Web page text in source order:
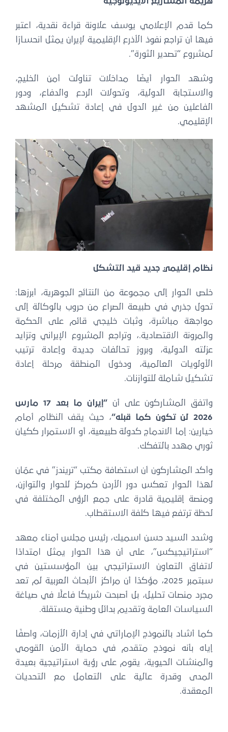
كما قدم الإعلامي يوسف علاونة قراءة نقدية، اعتبر
فيها أن تراجع نفوذ الأذرع الإقليمية لإيران يمثل انحسارًا
لمشروع “تصدير الثورة”.
وشهد الحوار أيضًا مداخلات تناولت أمن الخليج،
والاستجابة الدولية، وتحولات الردع والدفاع، ودور
الفاعلين من غير الدول في إعادة تشكيل المشهد
الإقليمي.
نظام إقليمي جديد قيد التشكل
خلص الحوار إلى مجموعة من النتائج الجوهرية، أبرزها:
تحول جذري في طبيعة الصراع من حروب بالوكالة إلى
مواجهة مباشرة، وثبات خليجي قائم على الحكمة
والمرونة الاقتصادية.، وتراجع المشروع الإيراني وتزايد
عزلته الدولية، وبروز تحالفات جديدة وإعادة ترتيب
الأولويات العالمية، ودخول المنطقة مرحلة إعادة
تشكيل شاملة للتوازنات.
واتفق المشاركون على أن “
إيران ما بعد 17 مارس
2026 لن تكون كما قبله
“، حيث يقف النظام أمام
خيارين: إما الاندماج كدولة طبيعية، أو الاستمرار ككيان
ثوري مهدد بالتفكك.
وأكد المشاركون أن استضافة مكتب “تريندز” في عمّان
لهذا الحوار تعكس دور الأردن كمركز للحوار والتوازن،
ومنصة إقليمية قادرة على جمع الرؤى المختلفة في
لحظة ترتفع فيها كلفة الاستقطاب.
وشدد السيد حسن اسميك، رئيس مجلس أمناء معهد
“استراتيجيكس”، على أن هذا الحوار يمثل امتدادًا
لاتفاق التعاون الاستراتيجي بين المؤسستين في
سبتمبر 2025، مؤكدًا أن مراكز الأبحاث العربية لم تعد
مجرد منصات تحليل، بل أصبحت شريكًا فاعلًا في صياغة
السياسات العامة وتقديم بدائل وطنية مستقلة.
كما أشاد بالنموذج الإماراتي في إدارة الأزمات، واصفًا
إياه بأنه نموذج متقدم في حماية الأمن القومي
والمنشآت الحيوية، يقوم على رؤية استراتيجية بعيدة
المدى وقدرة عالية على التعامل مع التحديات
المعقدة.